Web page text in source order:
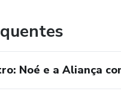
Noé e a Aliança